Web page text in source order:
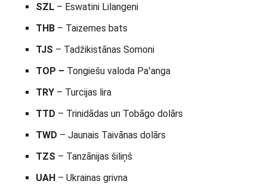
SZL – Eswatini Lilangeni
THB – Taizemes bats
TJS – Tadžikistānas Somoni
TOP – Tongiešu valoda Paʻanga
TRY – Turcijas lira
TTD – Trinidādas un Tobāgo dolārs
TWD – Jaunais Taivānas dolārs
TZS – Tanzānijas šiliņš
UAH – Ukrainas grivna